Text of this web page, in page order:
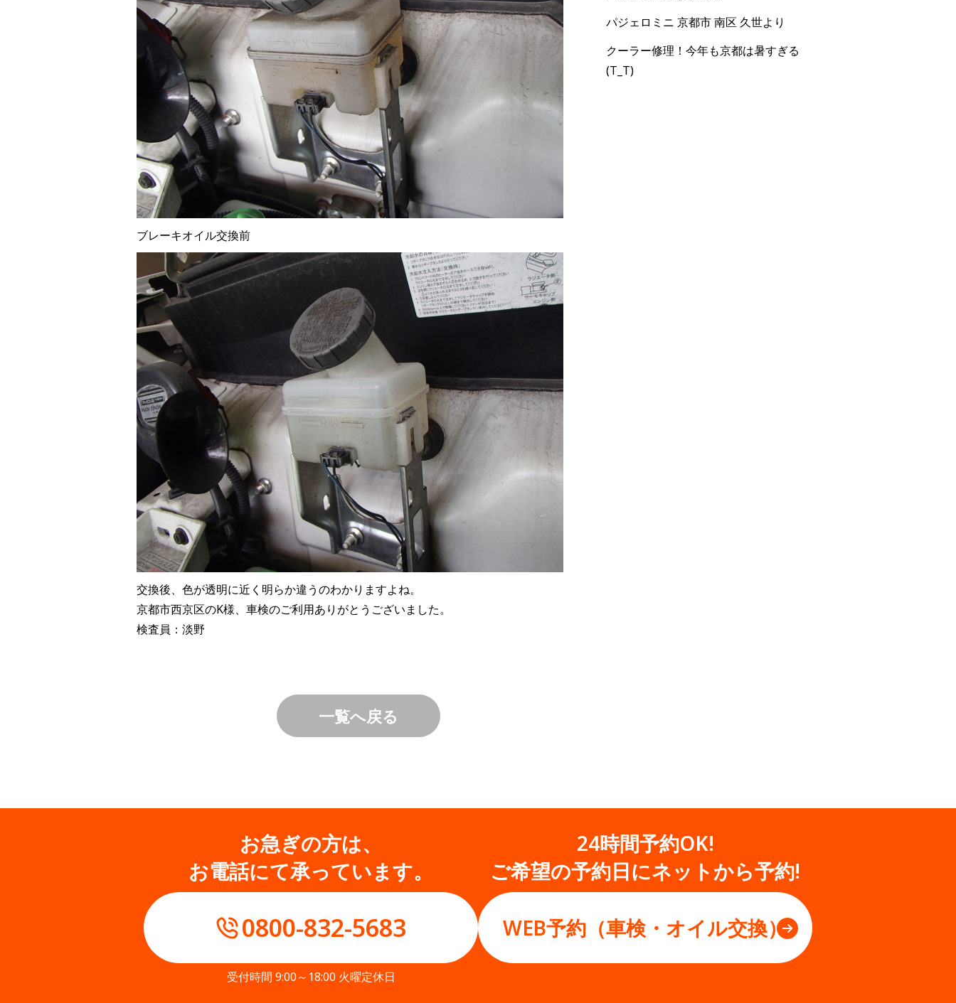
ブレーキオイル交換前
交換後、色が透明に近く明らか違うのわかりますよね。
京都市西京区のK様、車検のご利用ありがとうございました。
検査員：淡野
一覧へ戻る
パジェロミニ 京都市 南区 久世より
クーラー修理！今年も京都は暑すぎる
(T_T)
お急ぎの方は、
お電話にて承っています。
0800-832-5683
受付時間 9:00～18:00 火曜定休日
24時間予約OK!
ご希望の予約日にネットから予約!
WEB予約（車検・オイル交換）